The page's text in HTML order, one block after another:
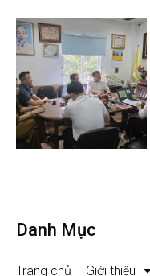
Danh Mục
Trang chủ Giới thiệu